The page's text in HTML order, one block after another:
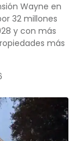
Wayne en
32 millones
y con más
más